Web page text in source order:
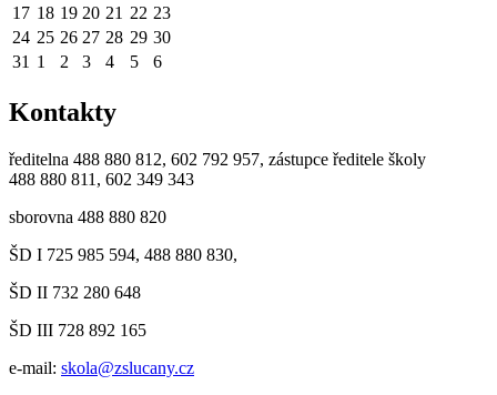
17 18 19 20 21 22 23
24 25 26 27 28 29 30
31 1 2 3 4 5 6
Kontakty
ředitelna 488 880 812, 602 792 957, zástupce ředitele školy
488 880 811, 602 349 343
sborovna 488 880 820
ŠD I 725 985 594, 488 880 830,
ŠD II 732 280 648
ŠD III 728 892 165
e-mail: skola@zslucany.cz